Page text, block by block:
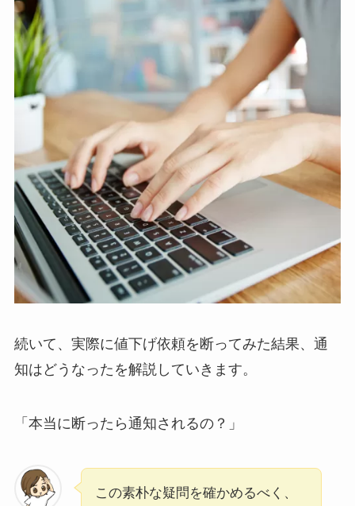
続いて、実際に値下げ依頼を断ってみた結果、通
知はどうなったを解説していきます。
「本当に断ったら通知されるの？」
この素朴な疑問を確かめるべく、